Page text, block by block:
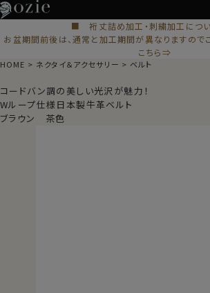
■ 裄丈詰め加工・刺繍加工に
お盆期間前後は、通常と加工期間が異なりますので
こちら⇒
HOME ネクタイ＆アクセサリー ベルト
コードバン調の美しい光沢が魅力！
Wループ仕様日本製牛革ベルト
ブラウン 茶色